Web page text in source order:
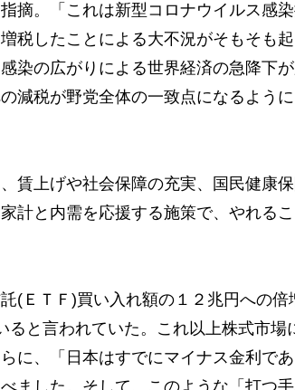
摘。「これは新型コロナウイルス感
税したことによる大不況がそもそも
染の広がりによる世界経済の急降下
減税が野党全体の一致点になるよう
賃上げや社会保障の充実、国民健康
計と内需を応援する施策で、やれる
(ＥＴＦ)買い入れ額の１２兆円への
と言われていた。これ以上株式市
に、「日本はすでにマイナス金利で
ました。そして、このような「打つ